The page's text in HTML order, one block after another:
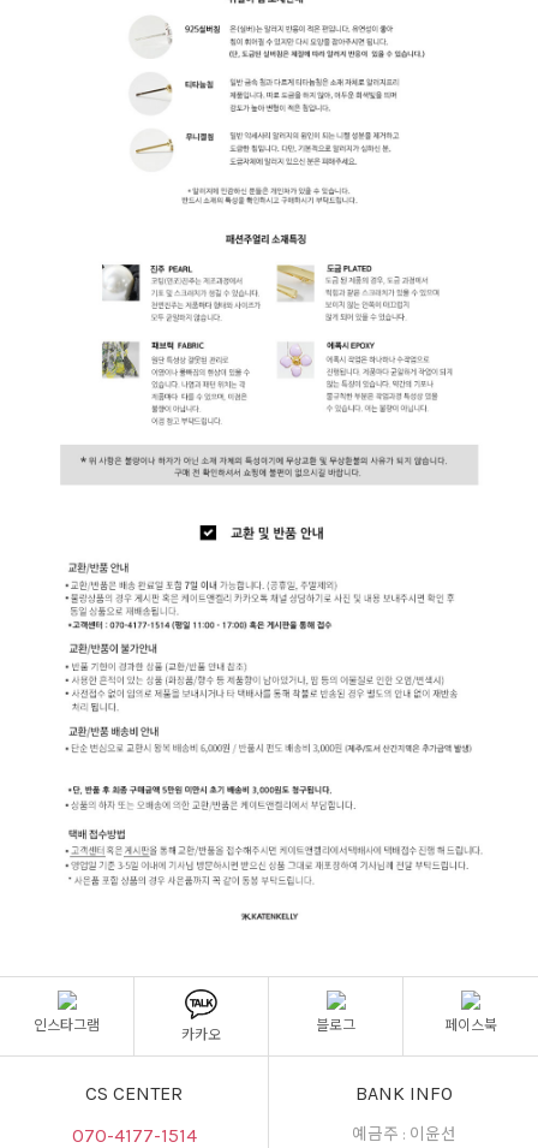
인스타그램
카카오
블로그 페이스북
CS CENTER
070-4177-1514
BANK INFO
예금주 : 이윤선